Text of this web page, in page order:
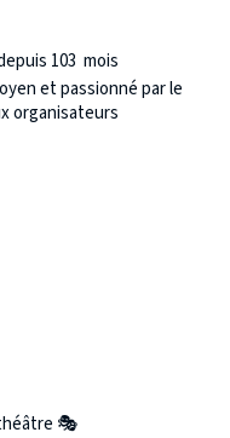
103 mois
et passionné par le
organisateurs
🎭